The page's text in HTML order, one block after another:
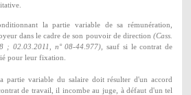
la partie variable de sa rémunération
dans le cadre de son pouvoir de direction(Cass.
; 02.03.2011, n° 08-44.977)
sauf si lecontrat de
pour leur fixation.
partie variable du salaire doit résulter d'unaccord
de travail,
il incombe au juge, à défaut d'un tel